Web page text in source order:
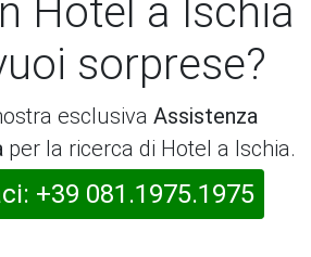
Hotel a Ischia
sorprese?
esclusiva Assistenza
per la ricerca di Hotel a Ischia.
+39 081.1975.1975